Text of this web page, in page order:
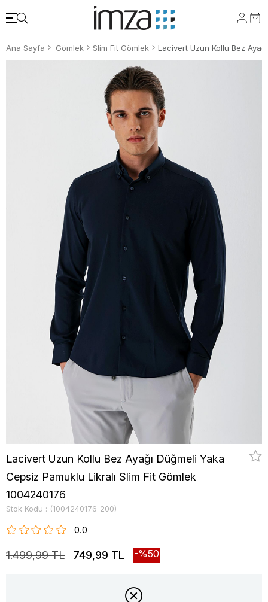
Ana Sayfa Gömlek Slim Fit Gömlek
Lacivert Uzun Kollu Bez Ayağı Düğmeli Yaka
Cepsiz Pamuklu Likralı Slim Fit Gömlek
1004240176
Stok Kodu (1004240176_200)
0.0
1.499,99 TL 749,99 TL 50